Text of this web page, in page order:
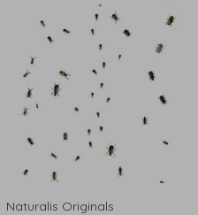
Naturalis Originals